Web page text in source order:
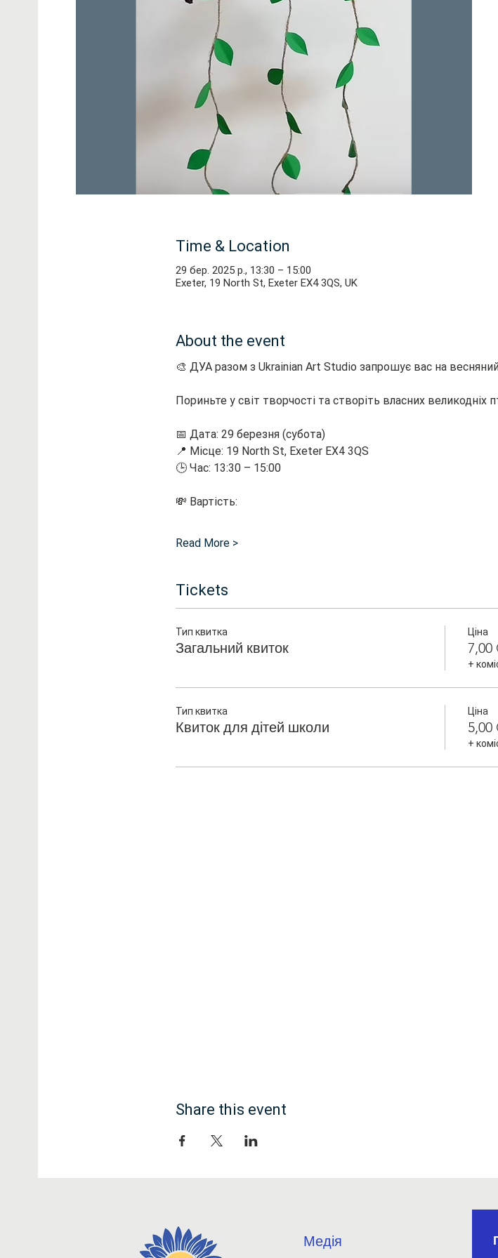
Time & Location
29 бер. 2025 р., 13:30 – 15:00
Exeter, 19 North St, Exeter EX4 3QS, UK
About the event
🎨 ДУА разом з Ukrainian Art Studio запрошує вас на
Пориньте у світ творчості та створіть власних великодніх
📅 Дата: 29 березня (субота)
📍 Місце: 19 North St, Exeter EX4 3QS
🕒 Час: 13:30 – 15:00
💸 Вартість:
Read More >
Tickets
Тип квитка
Загальний квиток
Ціна
7,00
+
Тип квитка
Квиток для дітей школи
Ціна
5,00
+
Share this event
Медія